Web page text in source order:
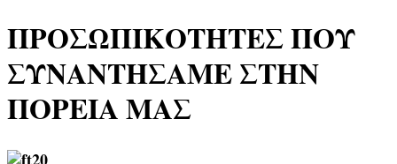
ΠΡΟΣΩΠΙΚΟΤΗΤΕΣ ΠΟΥ
ΣΥΝΑΝΤΗΣΑΜΕ ΣΤΗΝ
ΠΟΡΕΙΑ ΜΑΣ